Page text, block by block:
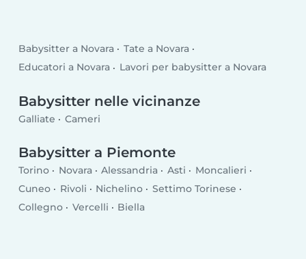
Babysitter a Novara
Tate a Novara
Educatori a Novara
Lavori per babysitter a Novara
Babysitter nelle vicinanze
Galliate Cameri
Babysitter a Piemonte
Torino Novara Alessandria Asti
Moncalieri
Cuneo
Rivoli Nichelino
Settimo Torinese
Collegno
Vercelli Biella